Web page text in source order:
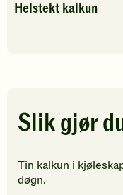
oppskriften
Klikk
for
din
vurdering.
Helstekt kalkun
Slik gjør
Tin kalkun i
døgn.